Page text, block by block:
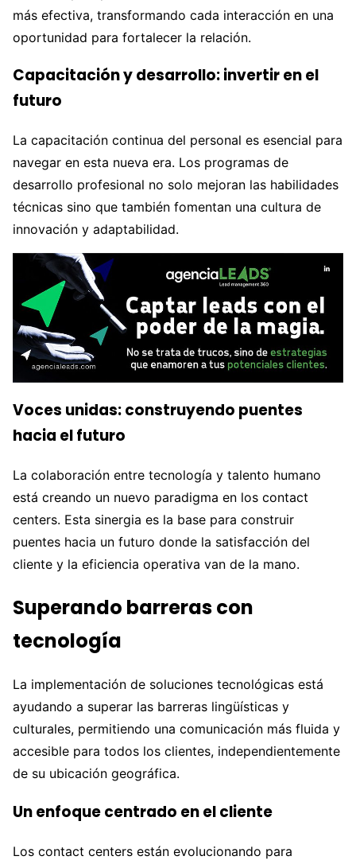
más efectiva, transformando cada interacción en una
oportunidad para fortalecer la relación.
Capacitación y desarrollo: invertir en el
futuro
La capacitación continua del personal es esencial para
navegar en esta nueva era. Los programas de
desarrollo profesional no solo mejoran las habilidades
técnicas sino que también fomentan una cultura de
innovación y adaptabilidad.
Voces unidas: construyendo puentes
hacia el futuro
La colaboración entre tecnología y talento humano
está creando un nuevo paradigma en los contact
centers. Esta sinergia es la base para construir
puentes hacia un futuro donde la satisfacción del
cliente y la eficiencia operativa van de la mano.
Superando barreras con
tecnología
La implementación de soluciones tecnológicas está
ayudando a superar las barreras lingüísticas y
culturales, permitiendo una comunicación más fluida y
accesible para todos los clientes, independientemente
de su ubicación geográfica.
Un enfoque centrado en el cliente
Los contact centers están evolucionando para